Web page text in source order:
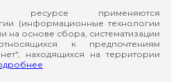
ресурсе применяются
(информационные технологии
на основе сбора, систематизации
к предпочтениям
находящихся на территории